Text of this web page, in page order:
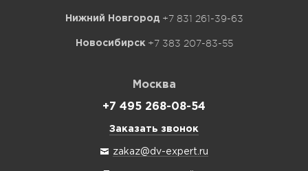
Нижний Новгород +7 831 261-39-63
Новосибирск +7 383 207-83-55
Москва
+7 495 268-08-54
Заказать звонок
zakaz@dv-expert.ru